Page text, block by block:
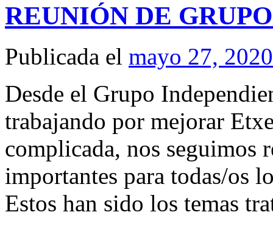
REUNIÓN DE
Publicada el mayo 27, 2020
Desde el Grupo
trabajando por mejorar
complicada, nos seguimos
importantes para todas/os
Estos han sido los temas